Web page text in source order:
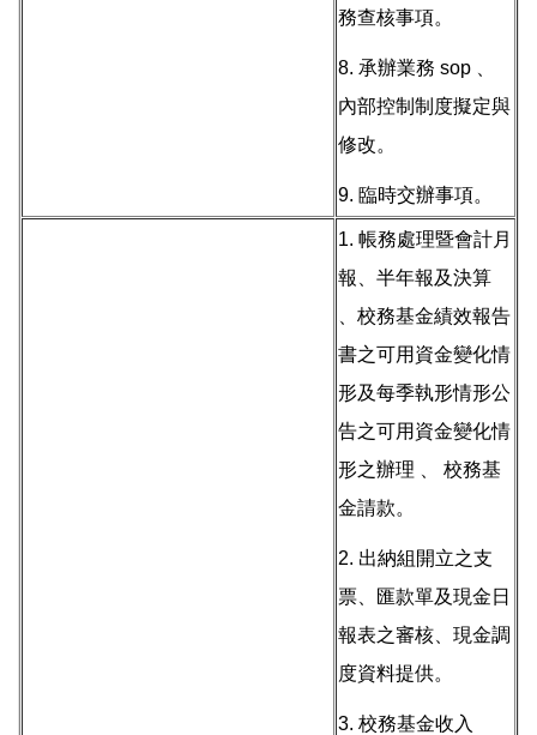
務查核事項。
8. 承辦業務 sop 、
內部控制制度擬定與
修改。
9. 臨時交辦事項。
1. 帳務處理暨會計月
報、半年報及決算
、校務基金績效報告
書之可用資金變化情
形及每季執形情形公
告之可用資金變化情
形之辦理 、 校務基
金請款。
2. 出納組開立之支
票、匯款單及現金日
報表之審核、現金調
度資料提供。
3. 校務基金收入